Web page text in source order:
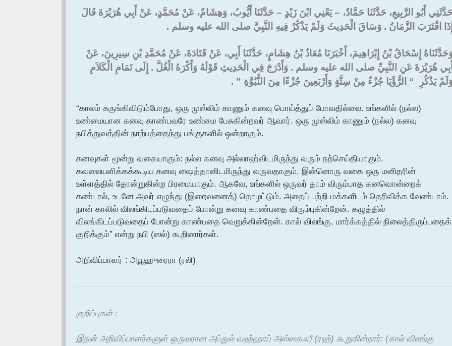
أَبُو الرَّبِيعِ، حَدَّثَنَا حَمَّادٌ، – يَعْنِي ابْنَ زَيْدٍ – حَدَّثَنَا أَيُّوبُ، وَهِشَامٌ، عَنْ مُحَمَّدٍ، عَنْ أَبِي هُرَيْرَةَ قَالَ
اقْتَرَبَ الزَّمَانُ ‏.‏ وَسَاقَ الْحَدِيثَ وَلَمْ يَذْكُرْ فِيهِ النَّبِيَّ صلى الله عليه وسلم ‏.‏
إِسْحَاقُ بْنُ إِبْرَاهِيمَ، أَخْبَرَنَا مُعَاذُ بْنُ هِشَامٍ، حَدَّثَنَا أَبِي، عَنْ قَتَادَةَ، عَنْ مُحَمَّدِ بْنِ سِيرِينَ، عَنْ
هُرَيْرَةَ عَنِ النَّبِيِّ صلى الله عليه وسلم ‏.‏ وَأَدْرَجَ فِي الْحَدِيثِ قَوْلَهُ وَأَكْرَهُ الْغُلَّ ‏.‏ إِلَى تَمَامِ الْكَلاَمِ
يَذْكُرِ ‏ “‏ الرُّؤْيَا جُزْءٌ مِنْ سِتَّةٍ وَأَرْبَعِينَ جُزْءًا مِنَ النُّبُوَّةِ ‏”‏ ‏.
“காலம் சுருங்கிவிடும்போது, ஒரு முஸ்லிம் காணும் கனவு பொய்த்துப் போவதில்லை. உங்களில் (நல்ல)
உண்மையான கனவு காண்பவரே உண்மை பேசுகின்றவர் ஆவார். ஒரு முஸ்லிம் காணும் (நல்ல) கனவு
நபித்துவத்தின் நாற்பத்தைந்து பங்குகளில் ஒன்றாகும்.
கனவுகள் மூன்று வகையாகும்: நல்ல கனவு அல்லாஹ்விடமிருந்து வரும் நற்செய்தியாகும்.
கவலையளிக்கக்கூடிய கனவு ஷைத்தானிடமிருந்து வருவதாகும். இன்னொரு வகை ஒரு மனிதரின்
உள்ளத்தில் தோன்றுகின்ற பிரமையாகும். ஆகவே, உங்களில் ஒருவர் தாம் விரும்பாத கனவொன்றைக்
கண்டால், உடனே அவர் எழுந்து (இறைவனைத்) தொழட்டும். அதைப் பற்றி மக்களிடம் தெரிவிக்க வேண்டாம்.
நான் காலில் விலங்கிடப்படுவதைப் போன்று கனவு காண்பதை விரும்புகின்றேன். கழுத்தில்
விலங்கிடப்படுவதைப் போன்று காண்பதை வெறுக்கின்றேன். கால் விலங்கு, மார்க்கத்தில் நிலைத்திருப்பதைக்
குறிக்கும்” என்று நபி (ஸல்) கூறினார்கள்.
அறிவிப்பாளர் : அபூஹுரைரா (ரலி)
குறிப்புகள் :
இதன் அறிவிப்பாளர்களுள் ஒருவரான அப்துல் வஹ்ஹாப் அஸ்ஸகஃபீ (ரஹ்) கூறுகின்றார்: (கால் விலங்கு